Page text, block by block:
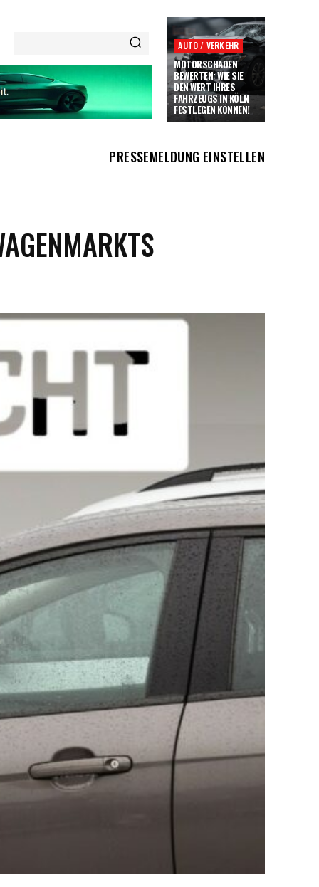
AUTO / VERKEHR
MOTORSCHADEN
BEWERTEN: WIE SIE
DEN WERT IHRES
FAHRZEUGS IN KÖLN
FESTLEGEN KÖNNEN!
PRESSEMELDUNG EINSTELLEN